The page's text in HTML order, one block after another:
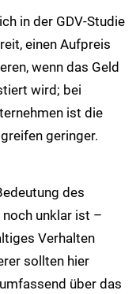
in der GDV-Studie
einen Aufpreis
wenn das Geld
wird; bei
ist die
geringer.
des
unklar ist –
Verhalten
sollten hier
über das